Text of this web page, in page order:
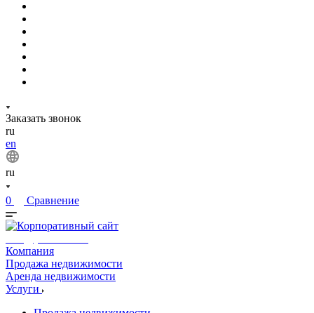
Заказать звонок
ru
en
ru
0 Сравнение
Компания
Продажа недвижимости
Аренда недвижимости
Услуги